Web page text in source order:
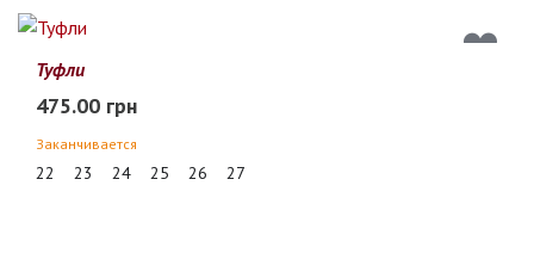
Туфли
475.00 грн
Заканчивается
22 23 24 25 26 27